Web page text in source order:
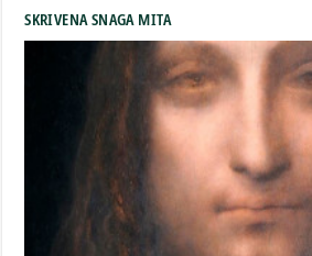
SKRIVENA SNAGA MITA